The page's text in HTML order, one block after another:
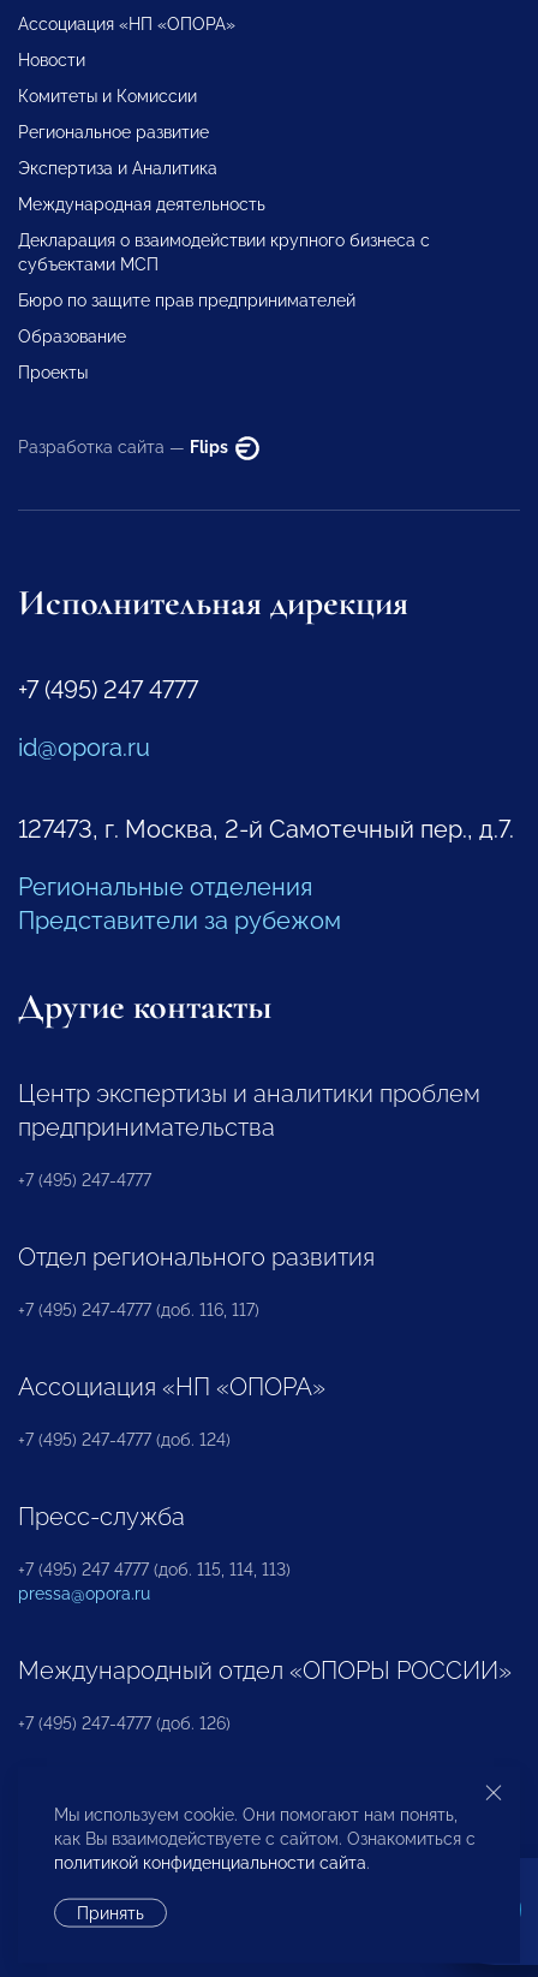
Ассоциация «НП «ОПОРА»
Новости
Комитеты и Комиссии
Региональное развитие
Экспертиза и Аналитика
Международная деятельность
Декларация о взаимодействии крупного бизнеса с
субъектами МСП
Бюро по защите прав предпринимателей
Образование
Проекты
Разработка сайта — Flips
Исполнительная дирекция
+7 (495) 247 4777
id@opora.ru
127473, г. Москва, 2-й Самотечный пер., д.7.
Региональные отделения
Представители за рубежом
Другие контакты
Центр экспертизы и аналитики проблем
предпринимательства
+7 (495) 247-4777
Отдел регионального развития
+7 (495) 247-4777 (доб. 116, 117)
Ассоциация «НП «ОПОРА»
+7 (495) 247-4777 (доб. 124)
Пресс-служба
+7 (495) 247 4777 (доб. 115, 114, 113)
pressa@opora.ru
Международный отдел «ОПОРЫ РОССИИ»
+7 (495) 247-4777 (доб. 126)
Бюро по защите прав предпринимателей и
инвесторов
Мы используем cookie. Они помогают нам понять,
как Вы взаимодействуете с сайтом. Ознакомиться с
политикой конфиденциальности сайта.
Принять